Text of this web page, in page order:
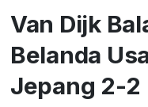
Van Dijk
Belanda
Jepang 2-2